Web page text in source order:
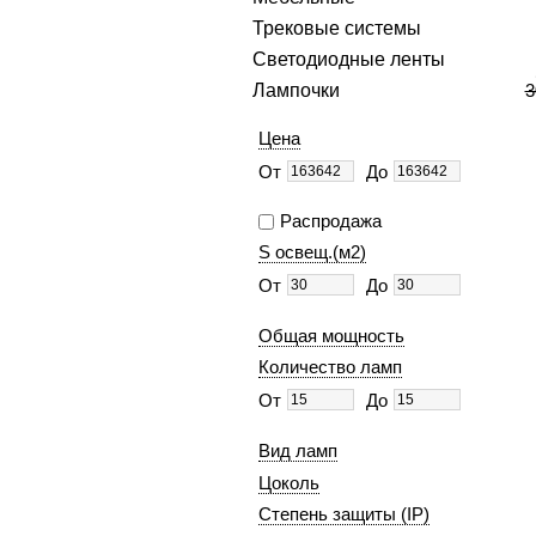
Трековые системы
Светодиодные ленты
Лампочки
Цена
От
До
Распродажа
S освещ.(м2)
От
До
Общая мощность
Количество ламп
От
До
Вид ламп
Цоколь
Степень защиты (IP)